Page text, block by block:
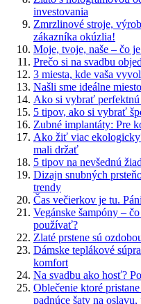
investovania
Zmrzlinové stroje,
zákazníka okúzlia!
Moje, tvoje, naše – čo
Prečo si na svadbu
3 miesta, kde vaša
Našli sme ideálne
Ako si vybrať
5 tipov, ako si vybrať
Zubné implantáty: Pre
Ako žiť viac
mali držať
5 tipov na nevšednú
Dizajn snubných
trendy
Čas večierkov je tu.
Vegánske šampóny –
používať?
Zlaté prstene sú
Dámske teplákové
komfort
Na svadbu ako hosť?
Oblečenie ktoré
padnúce šaty na